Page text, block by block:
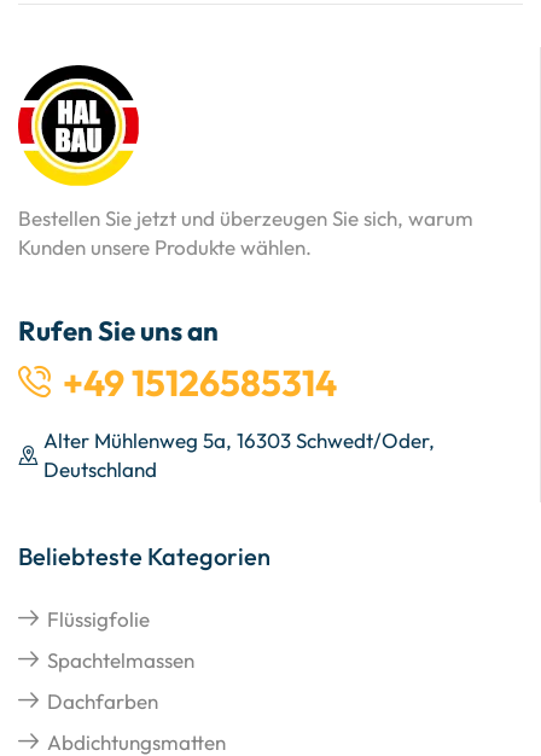
Bestellen Sie jetzt und überzeugen Sie sich, warum
Kunden unsere Produkte wählen.
Rufen Sie uns an
+49 15126585314
Alter Mühlenweg 5a, 16303 Schwedt/Oder,
Deutschland
Beliebteste Kategorien
Flüssigfolie
Spachtelmassen
Dachfarben
Abdichtungsmatten